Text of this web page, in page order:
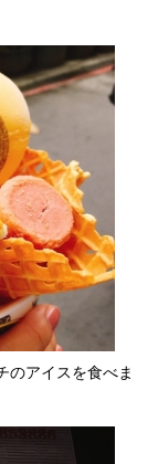
のアイスを食べま